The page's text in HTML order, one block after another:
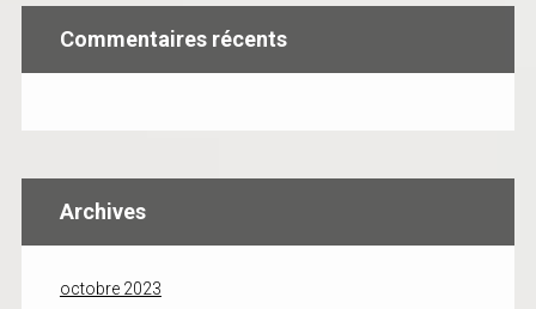
Commentaires récents
Archives
octobre 2023